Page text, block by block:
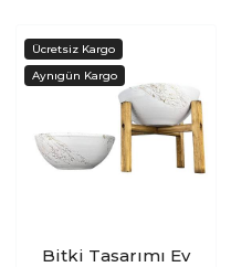
Bitki Tasarımı Ev